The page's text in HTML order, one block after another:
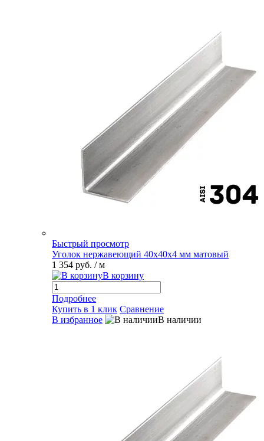
Быстрый просмотр
Уголок нержавеющий 40х40х4 мм матовый
1 354 руб. / м
В корзину
Подробнее
Купить в 1 клик Сравнение
В избранное
В наличии